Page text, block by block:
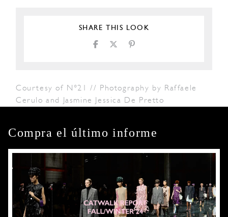
SHARE THIS LOOK
Courtesy of N°21 // Photography by Raffaele
Cerulo and Jasmine Jessica De Pretto
Compra el último informe